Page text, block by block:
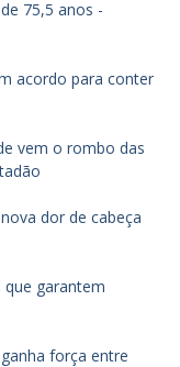
75,5 anos -
acordo para conter
vem o rombo das
dor de cabeça
que garantem
força entre